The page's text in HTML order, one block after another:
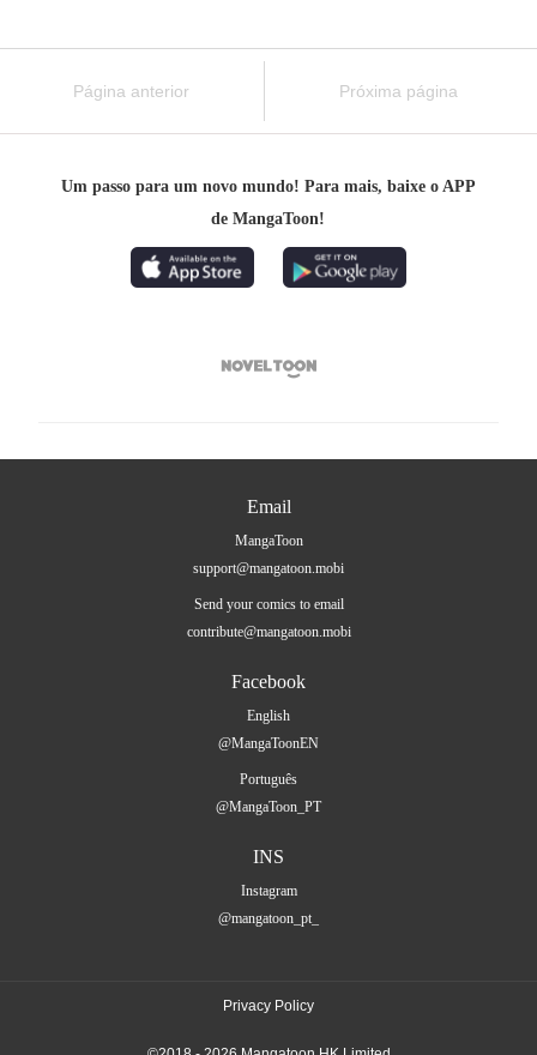
Página anterior Próxima página
Um passo para um novo mundo! Para mais, baixe o APP
de MangaToon!

Email
MangaToon
support@mangatoon.mobi
Send your comics to email
contribute@mangatoon.mobi
Facebook
English
@MangaToonEN
Português
@MangaToon_PT
INS
Instagram
@mangatoon_pt_
Privacy Policy